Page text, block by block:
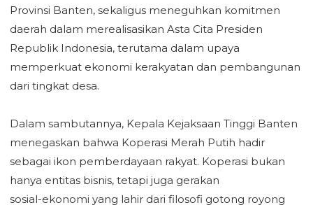
‎Provinsi Banten, sekaligus meneguhkan komitmen
daerah dalam merealisasikan Asta Cita Presiden
Republik Indonesia, terutama dalam upaya
memperkuat ekonomi kerakyatan dan pembangunan
dari tingkat desa.
‎Dalam sambutannya, Kepala Kejaksaan Tinggi Banten
menegaskan bahwa Koperasi Merah Putih hadir
sebagai ikon pemberdayaan rakyat. Koperasi bukan
hanya entitas bisnis, tetapi juga gerakan
‎sosial-ekonomi yang lahir dari filosofi gotong royong